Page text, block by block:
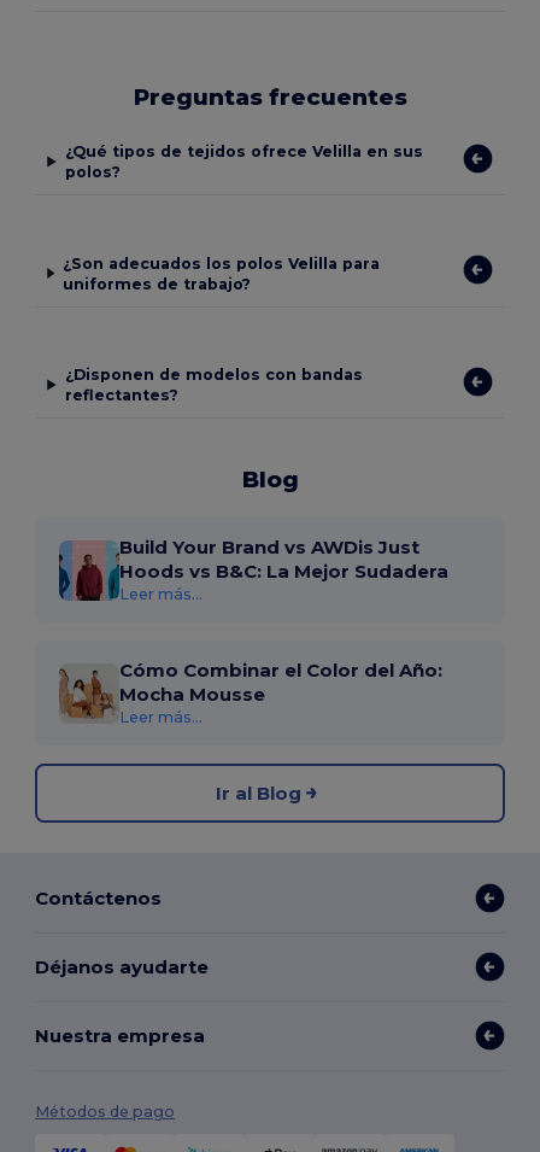
Preguntas frecuentes
¿Qué tipos de tejidos ofrece Velilla en sus
polos?
¿Son adecuados los polos Velilla para
uniformes de trabajo?
¿Disponen de modelos con bandas
reflectantes?
Blog
Build Your Brand vs AWDis Just
Hoods vs B&C: La Mejor Sudadera
Leer más...
Cómo Combinar el Color del Año:
Mocha Mousse
Leer más...
Ir al Blog
Contáctenos
Déjanos ayudarte
Nuestra empresa
Métodos de pago